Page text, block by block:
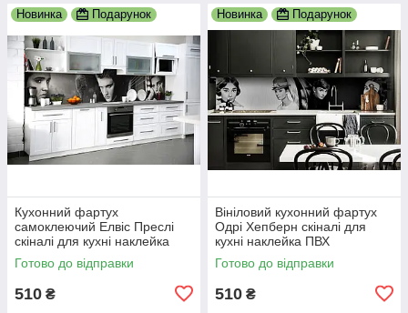
Новинка Подарунок
Кухонний фартух
самоклеючий Елвіс Преслі
скіналі для кухні наклейка
ПВХ ретро співаки сірий
600х2000 мм
Готово до відправки
510 ₴
Новинка Подарунок
Вініловий кухонний фартух
Одрі Хепберн скіналі для
кухні наклейка ПВХ
персонажі ретро Чорно-білий
600х2000 мм
Готово до відправки
510 ₴